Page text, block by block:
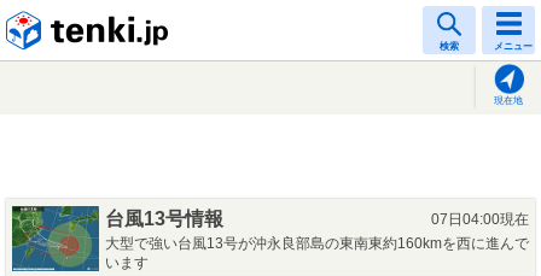
検索 メニュー
現在地
台風13号情報
07日04:00現在
大型で強い台風13号が沖永良部島の東南東約160kmを西に進んで
います